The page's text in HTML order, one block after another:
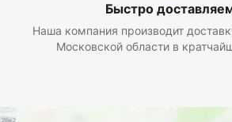
Быстро
Наша компания производит
Московской области в